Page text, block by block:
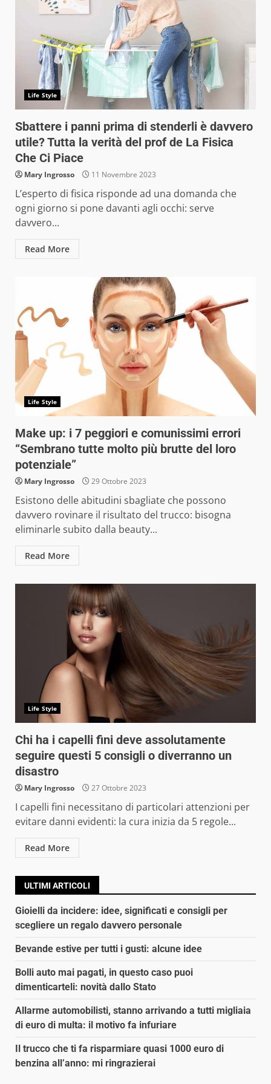
Life Style
Sbattere i panni prima di stenderli è davvero
utile? Tutta la verità del prof de La Fisica
Che Ci Piace
Mary Ingrosso 11 Novembre 2023
L’esperto di fisica risponde ad una domanda che
ogni giorno si pone davanti agli occhi: serve
davvero...
Read More
Life Style
Make up: i 7 peggiori e comunissimi errori
“Sembrano tutte molto più brutte del loro
potenziale”
Mary Ingrosso 29 Ottobre 2023
Esistono delle abitudini sbagliate che possono
davvero rovinare il risultato del trucco: bisogna
eliminarle subito dalla beauty...
Read More
Life Style
Chi ha i capelli fini deve assolutamente
seguire questi 5 consigli o diverranno un
disastro
Mary Ingrosso 27 Ottobre 2023
I capelli fini necessitano di particolari attenzioni per
evitare danni evidenti: la cura inizia da 5 regole...
Read More
ULTIMI ARTICOLI
Gioielli da incidere: idee, significati e consigli per
scegliere un regalo davvero personale
Bevande estive per tutti i gusti: alcune idee
Bolli auto mai pagati, in questo caso puoi
dimenticarteli: novità dallo Stato
Allarme automobilisti, stanno arrivando a tutti migliaia
di euro di multa: il motivo fa infuriare
Il trucco che ti fa risparmiare quasi 1000 euro di
benzina all’anno: mi ringrazierai